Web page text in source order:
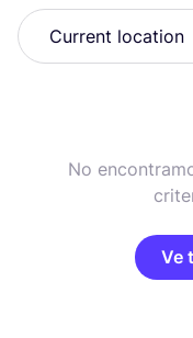
No
Ve